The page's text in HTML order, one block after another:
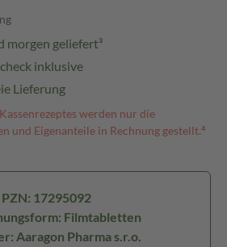
morgen geliefert³
inklusive
Lieferung
werden nur die
und Eigenanteile in Rechnung gestellt.⁴
PZN: 17295092
Filmtabletten
Aaragon Pharma s.r.o.